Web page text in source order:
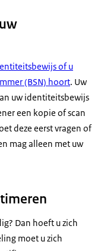
of u
(BSN) hoort. Uw
uw identiteitsbewijs
een kopie of scan
deze eerst vragen of
mag alleen met uw
Dan hoeft u zich
moet u zich